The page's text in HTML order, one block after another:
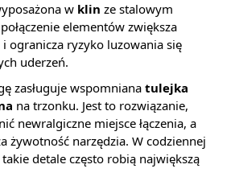
w klin ze stalowym
elementów zwiększa
ogranicza ryzyko luzowania się
uderzeń.
zasługuje wspomniana tulejka
na trzonku. Jest to rozwiązanie,
newralgiczne miejsce łączenia, a
żywotność narzędzia. W codziennej
detale często robią największą